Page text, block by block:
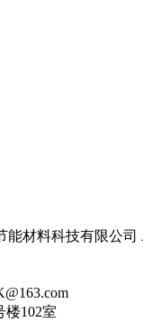
材料科技有限公司
楼102室